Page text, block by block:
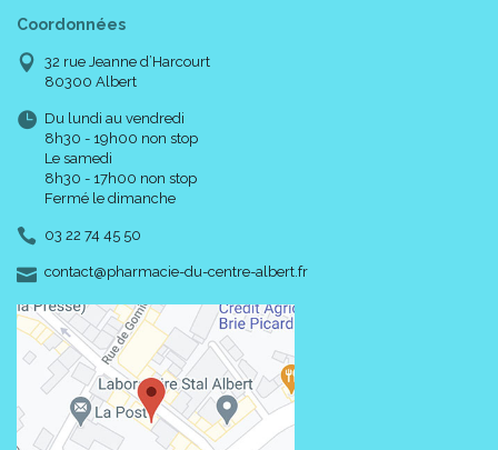
Coordonnées
32 rue Jeanne d’Harcourt
80300 Albert
Du lundi au vendredi
8h30 - 19h00 non stop
Le samedi
8h30 - 17h00 non stop
Fermé le dimanche
03 22 74 45 50
contact-
@-
pharmacie-du-centre-albert.fr